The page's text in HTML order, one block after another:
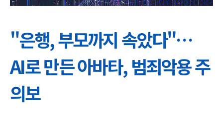
"은행, 부모까지 속았다"…
AI로 만든 아바타, 범죄악용 주
의보